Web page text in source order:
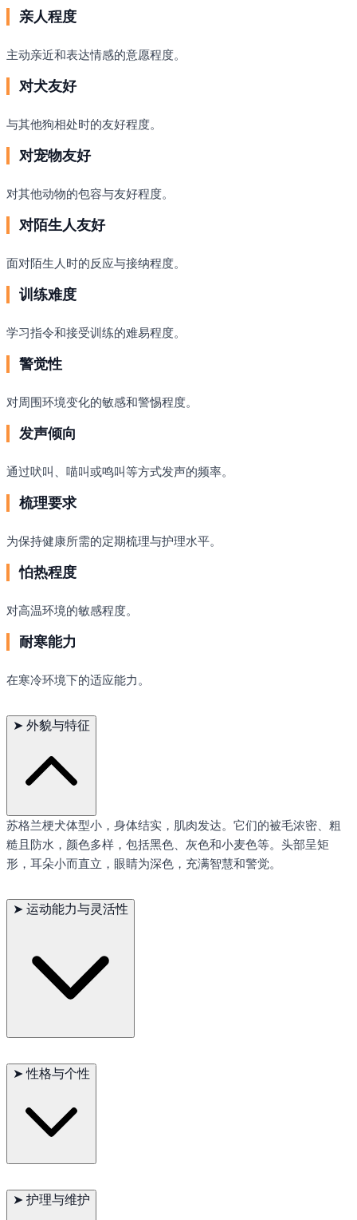
亲人程度
主动亲近和表达情感的意愿程度。
对犬友好
与其他狗相处时的友好程度。
对宠物友好
对其他动物的包容与友好程度。
对陌生人友好
面对陌生人时的反应与接纳程度。
训练难度
学习指令和接受训练的难易程度。
警觉性
对周围环境变化的敏感和警惕程度。
发声倾向
通过吠叫、喵叫或鸣叫等方式发声的频率。
梳理要求
为保持健康所需的定期梳理与护理水平。
怕热程度
对高温环境的敏感程度。
耐寒能力
在寒冷环境下的适应能力。
➤ 外貌与特征
苏格兰梗犬体型小，身体结实，肌肉发达。它们的被毛浓密、粗
糙且防水，颜色多样，包括黑色、灰色和小麦色等。头部呈矩
形，耳朵小而直立，眼睛为深色，充满智慧和警觉。
➤ 运动能力与灵活性
行、跑步和玩耍。它们具有出色的耐力和灵活性，能够适应各种
➤ 性格与个性
诚，喜欢与家庭成员互动，对孩子尤其友善。它们对陌生人表现
➤ 护理与维护